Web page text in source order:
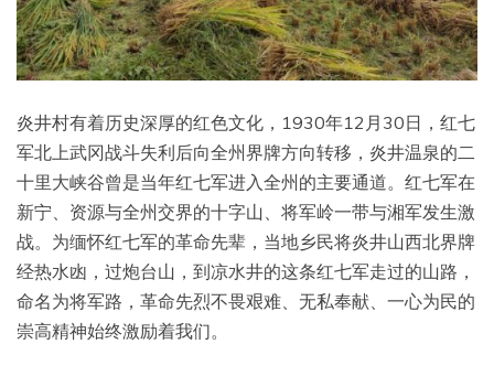
炎井村有着历史深厚的红色文化，1930年12月30日，红七
军北上武冈战斗失利后向全州界牌方向转移，炎井温泉的二
十里大峡谷曾是当年红七军进入全州的主要通道。红七军在
新宁、资源与全州交界的十字山、将军岭一带与湘军发生激
战。为缅怀红七军的革命先辈，当地乡民将炎井山西北界牌
经热水凼，过炮台山，到凉水井的这条红七军走过的山路，
命名为将军路，革命先烈不畏艰难、无私奉献、一心为民的
崇高精神始终激励着我们。